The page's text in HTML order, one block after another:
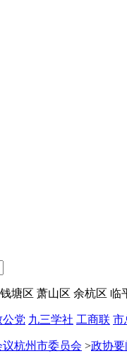
钱塘区 萧山区 余杭区 临
公党 九三学社 工商联 市
杭州市委员会 >政协要